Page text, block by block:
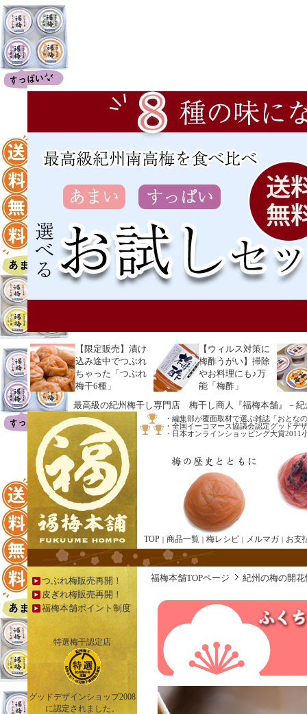
【 限定販売】漬け
込み途中でつぶれ
ちゃった「つぶれ
梅干6種」
【ウィルス対策に
梅酢うがい】掃除
やお料理にも♪万
能「梅酢」
最高級の紀州梅干し専門店 梅干し商人『福梅本舗』－
・編集部が覆面取材で選ぶ雑誌「おとな
・全国イーコマース協議会認定グッドデ
・日本オンラインショッピング大賞2011
TOP ｜ 商品一覧 ｜ 梅レシピ ｜ メルマガ ｜ お支
つぶれ梅販売再開！
皮ぎれ梅販売再開！
福梅本舗ポイント制度
特選梅干認定店
グッドデザインショップ2008
に認定されました。
福梅本舗TOPページ 紀州の梅の開花